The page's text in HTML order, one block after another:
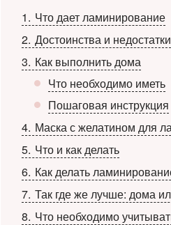
1
Что дает ламинирование
2 Достоинства и недостатки
3 Как выполнить дома
Что необходимо иметь
Пошаговая инструкция
4 Маска с желатином для
5 Что и как делать
6 Как делать
7 Так где же лучше: дома
8 Что необходимо